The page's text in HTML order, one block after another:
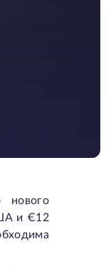
нового
и €12